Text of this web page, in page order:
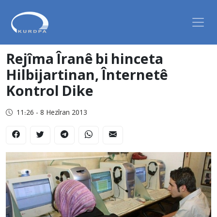
Rejîma Îranê bi hinceta
Hilbijartinan, Înternetê
Kontrol Dike
11:26 - 8 Hezîran 2013